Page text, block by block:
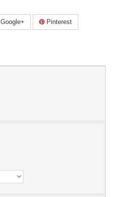
Google+ Pinterest